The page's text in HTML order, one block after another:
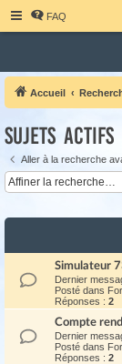
FAQ
Accueil
Sujets actifs
Aller à la recherche
Simulateur
Dernier
Posté dans
Réponses : 2
Compte
Dernier
Posté dans
Réponses : 2